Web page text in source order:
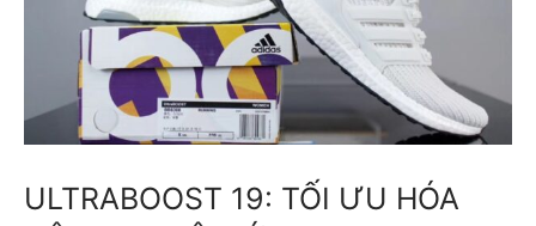
ULTRABOOST 19: TỐI ƯU HÓA